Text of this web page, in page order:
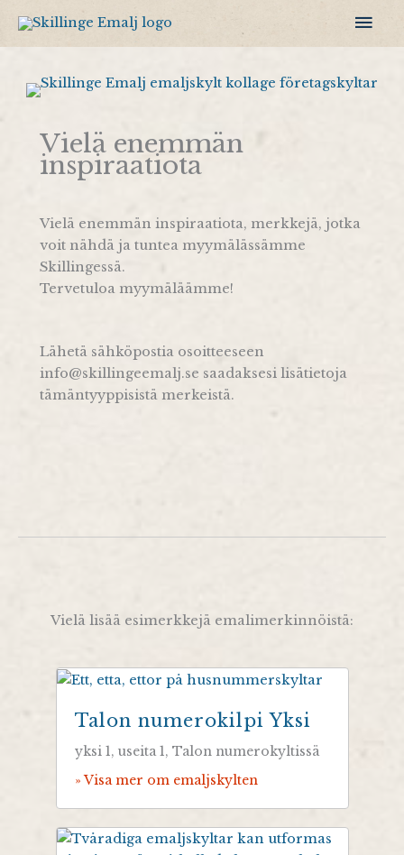
sisältöön
Vielä enemmän
inspiraatiota
Vielä enemmän inspiraatiota, merkkejä, jotka
voit nähdä ja tuntea myymälässämme
Skillingessä.
Tervetuloa myymäläämme!
Lähetä sähköpostia osoitteeseen
info@skillingeemalj.se saadaksesi lisätietoja
tämäntyyppisistä merkeistä.
Vielä lisää esimerkkejä emalimerkinnöistä:
Talon numerokilpi Yksi
yksi 1, useita 1, Talon numerokyltissä
» Visa mer om emaljskylten